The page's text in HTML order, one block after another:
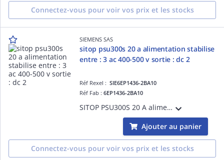
Connectez-vous pour voir vos prix et les stocks
SIEMENS SAS
sitop psu300s 20 a alimentation stabilise
entre : 3 ac 400-500 v sortie : dc 2
Réf Rexel :SIE6EP1436-2BA10
Réf Fab :6EP1436-2BA10
SITOP PSU300S 20 A alimentation stabilise entre : 3 AC 400-500 V sortie : DC 24 V/20 A
Ajouter au panier
Connectez-vous pour voir vos prix et les stocks